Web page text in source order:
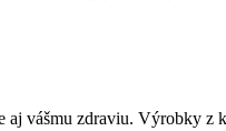
vášmu zdraviu. Výrobky z